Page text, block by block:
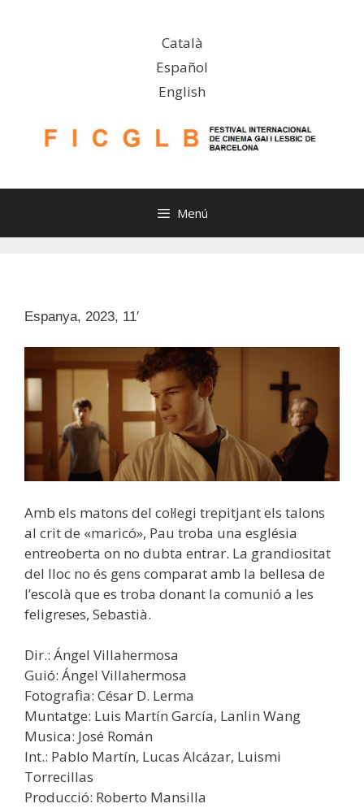
Català
Español
English
Menú
Espanya, 2023, 11′
Amb els matons del col·legi trepitjant els talons
al crit de «maricó», Pau troba una església
entreoberta on no dubta entrar. La grandiositat
del lloc no és gens comparat amb la bellesa de
l’escolà que es troba donant la comunió a les
feligreses, Sebastià.
Dir.: Ángel Villahermosa
Guió: Ángel Villahermosa
Fotografia: César D. Lerma
Muntatge: Luis Martín García, Lanlin Wang
Musica: José Román
Int.: Pablo Martín, Lucas Alcázar, Luismi
Torrecillas
Producció: Roberto Mansilla